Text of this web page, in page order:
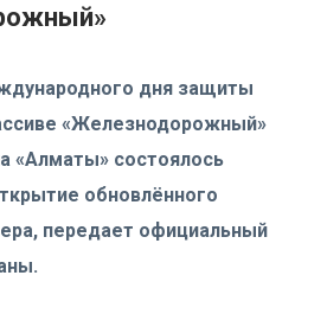
дня защиты
«Железнодорожный»
«Алматы» состоялось
обновлённого
передает официальный